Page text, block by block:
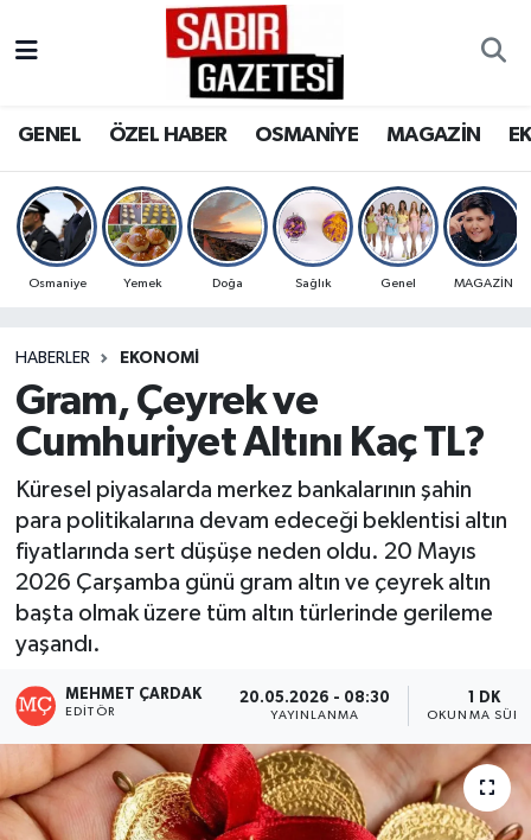
GENEL ÖZEL HABER OSMANİYE MAGAZİN
Osmaniye Yemek Doğa Sağlık Genel MAGAZİN
HABERLER EKONOMI
Gram, Çeyrek ve
Cumhuriyet Altını Kaç TL?
Küresel piyasalarda merkez bankalarının şahin
para politikalarına devam edeceği beklentisi altın
fiyatlarında sert düşüşe neden oldu. 20 Mayıs
2026 Çarşamba günü gram altın ve çeyrek altın
başta olmak üzere tüm altın türlerinde gerileme
yaşandı.
MEHMET ÇARDAK
EDITÖR
20.05.2026 - 08:30
YAYINLANMA
1 DK
OKUNMA
OSMANİYE
MAGAZİN
SPOR
RESMİ İLANLAR
Osmaniye Nöbetçi Eczaneler
Osmaniye Trafik Yoğunluk Haritası
Süper Lig Puan Durumu ve Fikstür
Son Dakika Haberleri
Haber Arşivi